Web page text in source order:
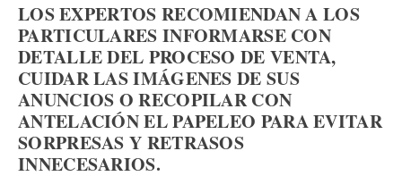
LOS EXPERTOS RECOMIENDAN A LOS
PARTICULARES INFORMARSE CON
DETALLE DEL PROCESO DE VENTA,
CUIDAR LAS IMÁGENES DE SUS
ANUNCIOS O RECOPILAR CON
ANTELACIÓN EL PAPELEO PARA EVITAR
SORPRESAS Y RETRASOS
INNECESARIOS.